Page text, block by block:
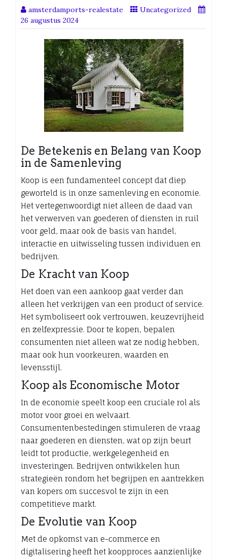
amsterdamports-realestate
Uncategorized
26 augustus 2024
De Betekenis en Belang van Koop
in de Samenleving
Koop is een fundamenteel concept dat diep
geworteld is in onze samenleving en economie.
Het vertegenwoordigt niet alleen de daad van
het verwerven van goederen of diensten in ruil
voor geld, maar ook de basis van handel,
interactie en uitwisseling tussen individuen en
bedrijven.
De Kracht van Koop
Het doen van een aankoop gaat verder dan
alleen het verkrijgen van een product of service.
Het symboliseert ook vertrouwen, keuzevrijheid
en zelfexpressie. Door te kopen, bepalen
consumenten niet alleen wat ze nodig hebben,
maar ook hun voorkeuren, waarden en
levensstijl.
Koop als Economische Motor
In de economie speelt koop een cruciale rol als
motor voor groei en welvaart.
Consumentenbestedingen stimuleren de vraag
naar goederen en diensten, wat op zijn beurt
leidt tot productie, werkgelegenheid en
investeringen. Bedrijven ontwikkelen hun
strategieën rondom het begrijpen en aantrekken
van kopers om succesvol te zijn in een
competitieve markt.
De Evolutie van Koop
Met de opkomst van e-commerce en
digitalisering heeft het koopproces aanzienlijke